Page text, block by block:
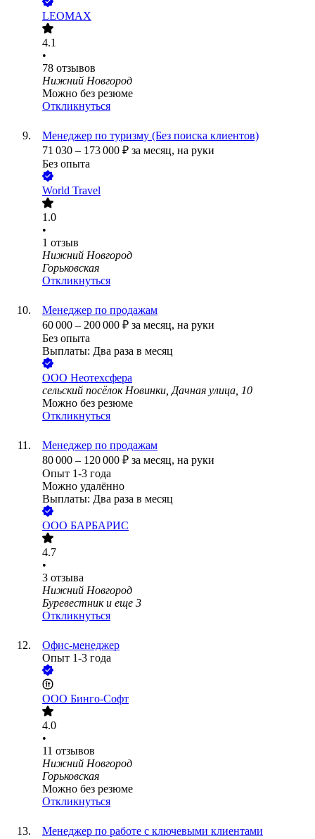
LEOMAX
4.1
•
78 отзывов
Нижний Новгород
Можно без резюме
Откликнуться
Менеджер по туризму (Без поиска клиентов)
71 030 – 173 000 ₽ за месяц, на руки
Без опыта
World Travel
1.0
•
1 отзыв
Нижний Новгород
Горьковская
Откликнуться
Менеджер по продажам
60 000 – 200 000 ₽ за месяц, на руки
Без опыта
Выплаты: Два раза в месяц
ООО Неотехсфера
сельский посёлок Новинки, Дачная улица, 10
Можно без резюме
Откликнуться
Менеджер по продажам
80 000 – 120 000 ₽ за месяц, на руки
Опыт 1-3 года
Можно удалённо
Выплаты: Два раза в месяц
ООО БАРБАРИС
4.7
•
3 отзыва
Нижний Новгород
Буревестник и еще 3
Откликнуться
Офис-менеджер
Опыт 1-3 года
ООО Бинго-Софт
4.0
•
11 отзывов
Нижний Новгород
Горьковская
Можно без резюме
Откликнуться
Менеджер по работе с ключевыми клиентами